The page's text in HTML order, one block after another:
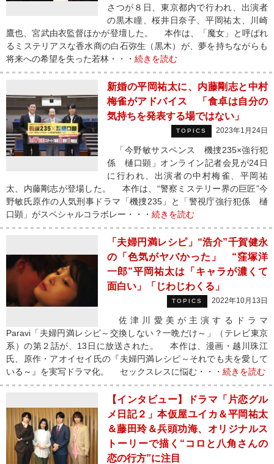
さつが８日、東京都内で行われ、出演者
の黒木瞳、桜井日奈子、平岡祐太、川崎
鷹也、宮武由衣監督ほかが登壇した。 本作は、「魔女」と呼ばれ
るミステリアスな香水商の白石弥生（黒木）が、夢を持ちながらも
将来への希望を失った若林・・・ 続きを読む
新婚の平岡祐太に、内藤剛志と中村
梅雀がアドバイス 「食卓は自分の
気持ちを発表する場ではない」
TOPICS 2023年1月24日
「今野敏サスペンス 機捜235×強行犯
係 樋口顕」オンライン記者会見が24日
に行われ、出演者の中村梅雀、平岡祐
太、内藤剛志が登場した。 本作は、“警察ミステリー界の巨匠”今
野敏氏原作の人気刑事ドラマ「機捜235」と「警視庁強行犯係 樋
口顕」がスペシャルコラボレー・・・ 続きを読む
「夫婦円満レシピ」“浩介”千賀健永
の「色気がヤバかった」 “窪塚洋
一郎”平岡祐太は「キャラが濃くて
面白い」「じわじわくる」
TOPICS 2022年10月13日
佐津川愛美が主演するドラマ
Paravi「夫婦円満レシピ～交換しない？一晩だけ～」（テレビ東京
系）の第２話が、13日に放送された。 本作は、漫画・越川珠江
氏、原作・アオイセイ氏の『夫婦円満レシピ～それでも夫を愛して
いる～』を実写ドラマ化。 セックスレスに悩む・・・ 続きを読む
【インタビュー】ドラマ「片恋グル
メ日記２」本仮屋ユイカ＆平岡祐太
＆藤田玲＆兵頭功海、オリジナルス
トーリーで描く“コロと八角さんの
恋の行方”に注目